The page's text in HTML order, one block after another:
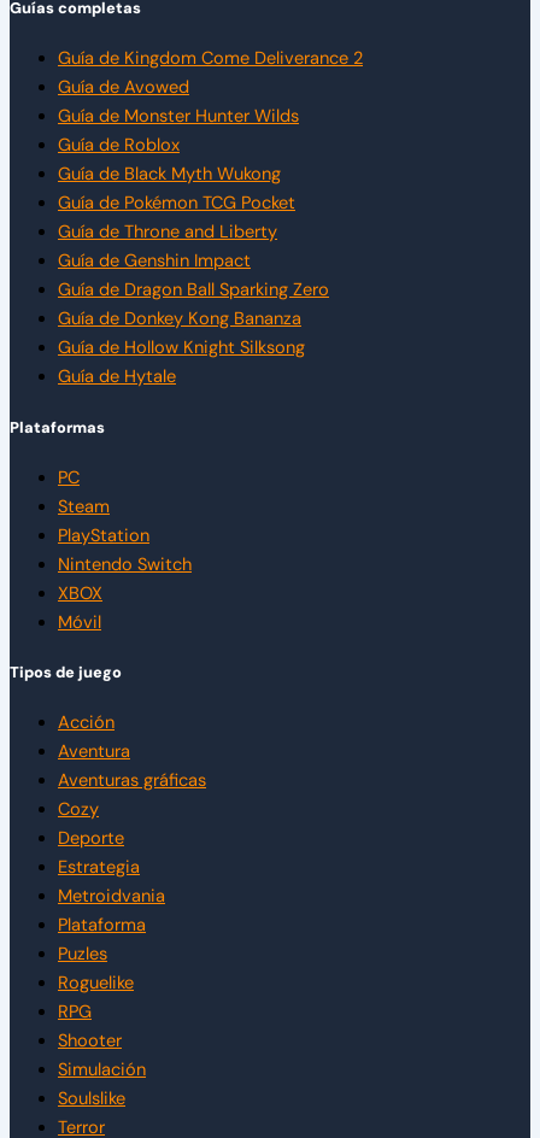
Guías completas
Guía de Kingdom Come Deliverance 2
Guía de Avowed
Guía de Monster Hunter Wilds
Guía de Roblox
Guía de Black Myth Wukong
Guía de Pokémon TCG Pocket
Guía de Throne and Liberty
Guía de Genshin Impact
Guía de Dragon Ball Sparking Zero
Guía de Donkey Kong Bananza
Guía de Hollow Knight Silksong
Guía de Hytale
Plataformas
PC
Steam
PlayStation
Nintendo Switch
XBOX
Móvil
Tipos de juego
Acción
Aventura
Aventuras gráficas
Cozy
Deporte
Estrategia
Metroidvania
Plataforma
Puzles
Roguelike
RPG
Shooter
Simulación
Soulslike
Terror